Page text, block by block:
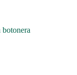
botonera